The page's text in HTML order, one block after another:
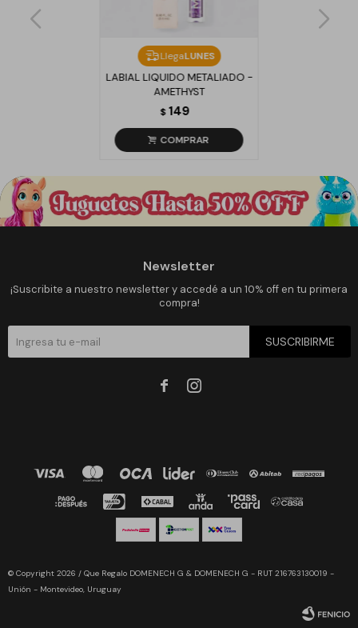
LlegaLUNES
LABIAL LIQUIDO METALIADO -
AMETHYST
$ 149
Newsletter
¡Suscribite a nuestro newsletter y accedé a un 10% off en tu primera
compra!
SUSCRIBIRME
 
© Copyright 2026 / Que Regalo DOMENECH G & DOMENECH G - RUT 216763130019 -
Unión - Montevideo, Uruguay